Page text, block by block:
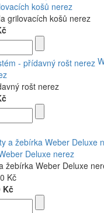
košů nerez
grilovacích košů nerez
rošt nerez
Deluxe nerez
žebírka Weber Deluxe
Kč
Kč